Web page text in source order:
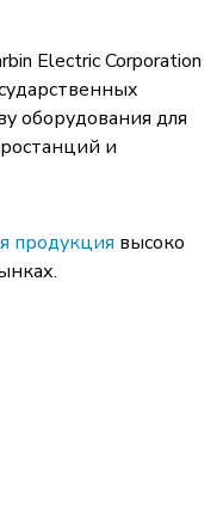
Electric Corporation
оборудования для
и
продукция высоко